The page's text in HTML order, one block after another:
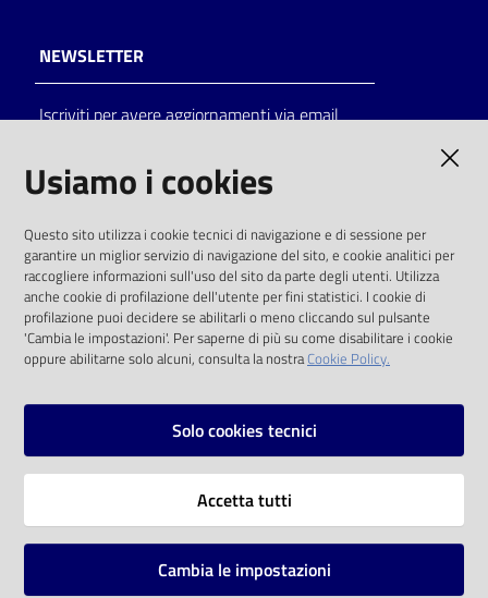
on line
Eventi
Chiedi al
bibliotecario
Avvisi
NEWSLETTER
Iscriviti per avere aggiornamenti via email
solo alle condizioni previste dalla direttiva
comunitaria 2003/98/CE e dal d.lgs. 36/2006
SOCIAL
Instagram
Vai alla pagina
Usiamo i cookies
Questo sito utilizza i cookie tecnici di navigazione e di sessione per
garantire un miglior servizio di navigazione del sito, e cookie analitici per
raccogliere informazioni sull'uso del sito da parte degli utenti. Utilizza
anche cookie di profilazione dell'utente per fini statistici. I cookie di
profilazione puoi decidere se abilitarli o meno cliccando sul pulsante
'Cambia le impostazioni'. Per saperne di più su come disabilitare i cookie
oppure abilitarne solo alcuni, consulta la nostraCookie Policy.
Solo cookies tecnici
Accetta tutti
Cambia le impostazioni